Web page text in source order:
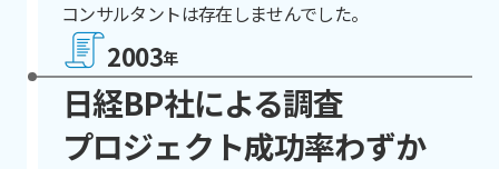
コンサルタントは存在しませんでした。
2003年
日経BP社による調査
プロジェクト成功率わずか